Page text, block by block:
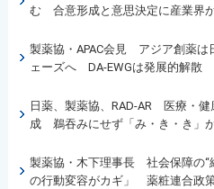
む 合意形成と意思決定に産業界
製薬協・APAC会見 アジア創薬は
ェーズへ DA-EWGは発展的解散
日薬、製薬協、RAD-AR 医療・
成 鵜吞みにせず「み・き・き」
製薬協・木下理事長 社会保障の“
の行動変容がカギ」 薬粧連合政